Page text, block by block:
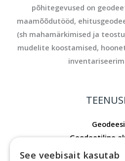
põhitegevused on
maamõõdutööd,
(sh mahamärkimised ja
mudelite koostamised,
Geodeetiline
See veebisait kasutab